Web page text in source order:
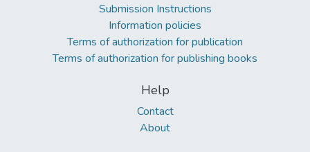
Submission Instructions
Information policies
Terms of authorization for publication
Terms of authorization for publishing books
Help
Contact
About